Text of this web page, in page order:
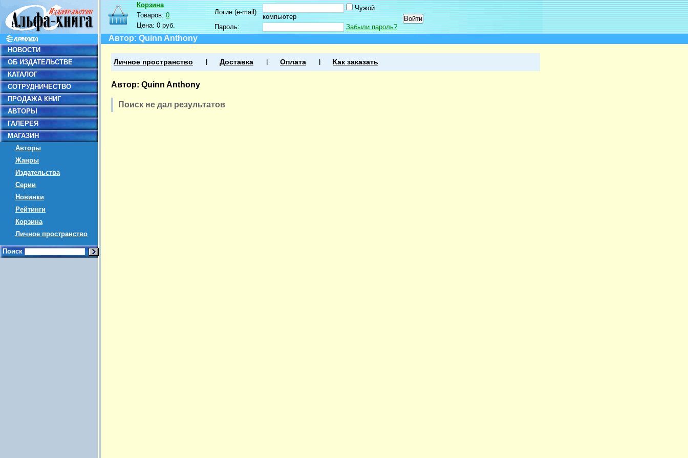
НОВОСТИ
ОБ ИЗДАТЕЛЬСТВЕ
КАТАЛОГ
СОТРУДНИЧЕСТВО
ПРОДАЖА КНИГ
АВТОРЫ
ГАЛЕРЕЯ
МАГАЗИН
Авторы
Жанры
Издательства
Серии
Новинки
Рейтинги
Корзина
Личное пространство
Поиск
Корзина
Товаров:0
Цена:0 руб.
Логин (e-mail):
Чужой
компьютер
Пароль:
Забыли пароль?
Автор: Quinn Anthony
Личное пространство Доставка Оплата Как заказать
Автор: Quinn Anthony
Поиск не дал результатов